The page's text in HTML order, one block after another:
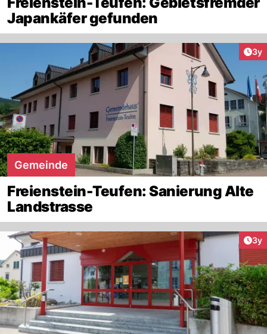
Japankäfer gefunden
3y
Gemeinde
Freienstein-Teufen: Sanierung Alte
Landstrasse
3y